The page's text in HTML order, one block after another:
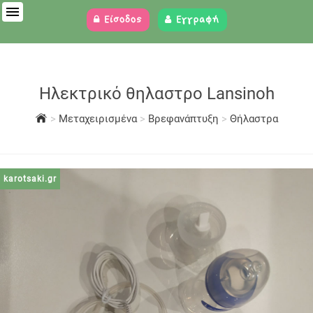
Είσοδος Εγγραφή
Ηλεκτρικό θηλαστρο Lansinoh
> Μεταχειρισμένα > Βρεφανάπτυξη > Θήλαστρα
karotsaki.gr